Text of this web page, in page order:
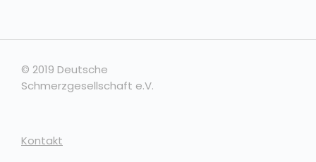
© 2019 Deutsche
Schmerzgesellschaft e.V.
Kontakt